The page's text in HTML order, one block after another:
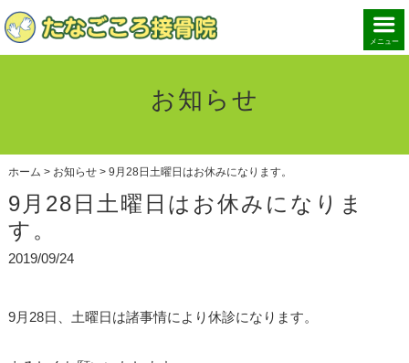
メニュー
お知らせ
ホーム > お知らせ> 9月28日土曜日はお休みになります。
9月28日土曜日はお休みになりま
す。
2019/09/24
9月28日、土曜日は諸事情により休診になります。